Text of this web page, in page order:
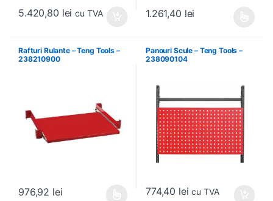
5.420,80 lei cu TVA 1.261,40 lei
Rafturi Rulante – Teng Tools –
238210900
976,92 lei
Panouri Scule – Teng Tools –
238090104
774,40 lei cu TVA